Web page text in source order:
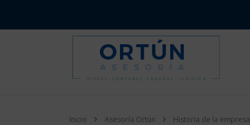
Inicio Asesoría Ortún Historia de la empresa